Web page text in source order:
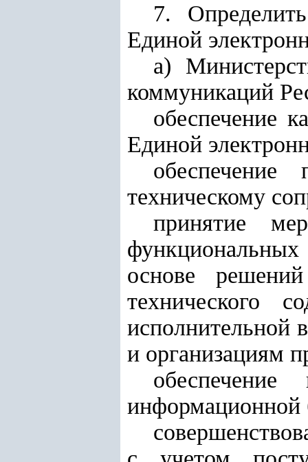
7.
Единой
а)
коммуникаций
обеспечение
Единой
техническому
принятие
основе
технического
исполнительной
и организациям
обеспечение
информационной